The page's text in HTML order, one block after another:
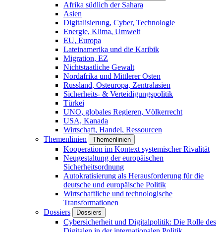
Afrika südlich der Sahara
Asien
Digitalisierung, Cyber, Technologie
Energie, Klima, Umwelt
EU, Europa
Lateinamerika und die Karibik
Migration, EZ
Nichtstaatliche Gewalt
Nordafrika und Mittlerer Osten
Russland, Osteuropa, Zentralasien
Sicherheits- & Verteidigungspolitik
Türkei
UNO, globales Regieren, Völkerrecht
USA, Kanada
Wirtschaft, Handel, Ressourcen
Themenlinien
Themenlinien
Kooperation im Kontext systemischer Rivalität
Neugestaltung der europäischen
Sicherheitsordnung
Autokratisierung als Herausforderung für die
deutsche und europäische Politik
Wirtschaftliche und technologische
Transformationen
Dossiers
Dossiers
Cybersicherheit und Digitalpolitik: Die Rolle des